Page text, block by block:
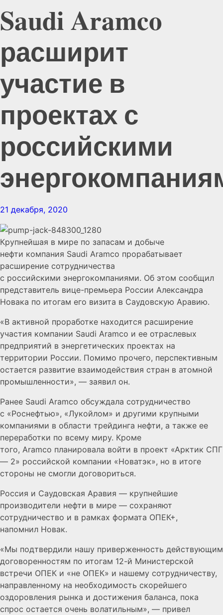
Saudi Aramco
расширит
участие в
проектах с
российскими
21 декабря, 2020
Крупнейшая в мире по запасам и добыче
нефти компания Saudi Aramco прорабатывает
расширение сотрудничества
с российскими энергокомпаниями. Об этом сообщил
представитель вице-премьера России Александра
Новака по итогам его визита в Саудовскую Аравию.
«В активной проработке находится расширение
участия компании Saudi Aramco и ее отраслевых
предприятий в энергетических проектах на
территории России. Помимо прочего, перспективным
остается развитие взаимодействия стран в атомной
промышленности», — заявил он.
Ранее Saudi Aramco обсуждала сотрудничество
с «Роснефтью», «Лукойлом» и другими крупными
компаниями в области трейдинга нефти, а также ее
переработки по всему миру. Кроме
того, Aramco планировала войти в проект «Арктик СПГ
— 2» российской компании «Новатэк», но в итоге
стороны не смогли договориться.
Россия и Саудовская Аравия — крупнейшие
производители нефти в мире — сохраняют
сотрудничество и в рамках формата ОПЕК+,
напомнил Новак.
«Мы подтвердили нашу приверженность действующим
договоренностям по итогам 12-й Министерской
встречи ОПЕК и «не ОПЕК» и нашему сотрудничеству,
направленному на необходимость скорейшего
оздоровления рынка и достижения баланса, пока
спрос остается очень волатильным», — привел